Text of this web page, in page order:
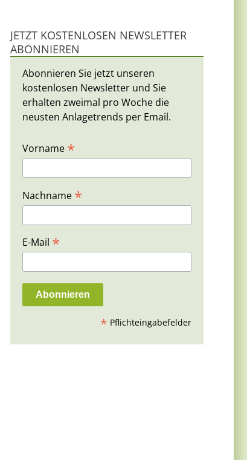
JETZT KOSTENLOSEN NEWSLETTER
ABONNIEREN
Abonnieren Sie jetzt unseren
kostenlosen Newsletter und Sie
erhalten zweimal pro Woche die
neusten Anlagetrends per Email.
Vorname *
Nachname *
E-Mail *
* Pflichteingabefelder